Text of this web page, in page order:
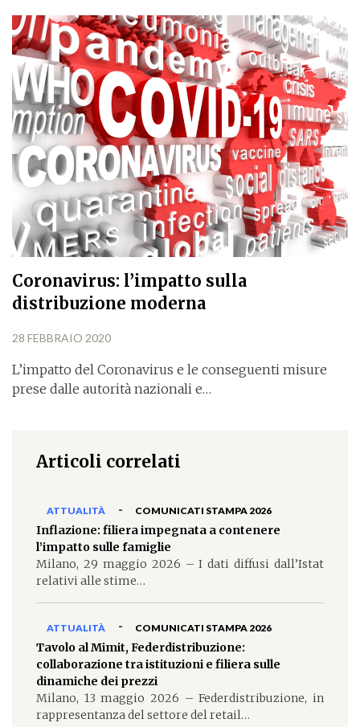
Coronavirus: l’impatto sulla
distribuzione moderna
28 FEBBRAIO 2020
L’impatto del Coronavirus e le conseguenti misure
prese dalle autorità nazionali e…
Articoli correlati
ATTUALITÀ - COMUNICATI STAMPA 2026
Inflazione: filiera impegnata a contenere
l’impatto sulle famiglie
Milano, 29 maggio 2026 – I dati diffusi dall’Istat
relativi alle stime…
ATTUALITÀ - COMUNICATI STAMPA 2026
Tavolo al Mimit, Federdistribuzione:
collaborazione tra istituzioni e filiera sulle
dinamiche dei prezzi
Milano, 13 maggio 2026 – Federdistribuzione, in
rappresentanza del settore del retail…